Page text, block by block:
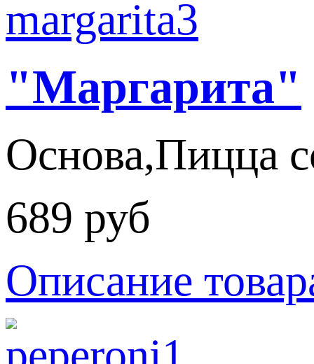
"Маргарита"
Основа,Пицца
689 руб
Описание